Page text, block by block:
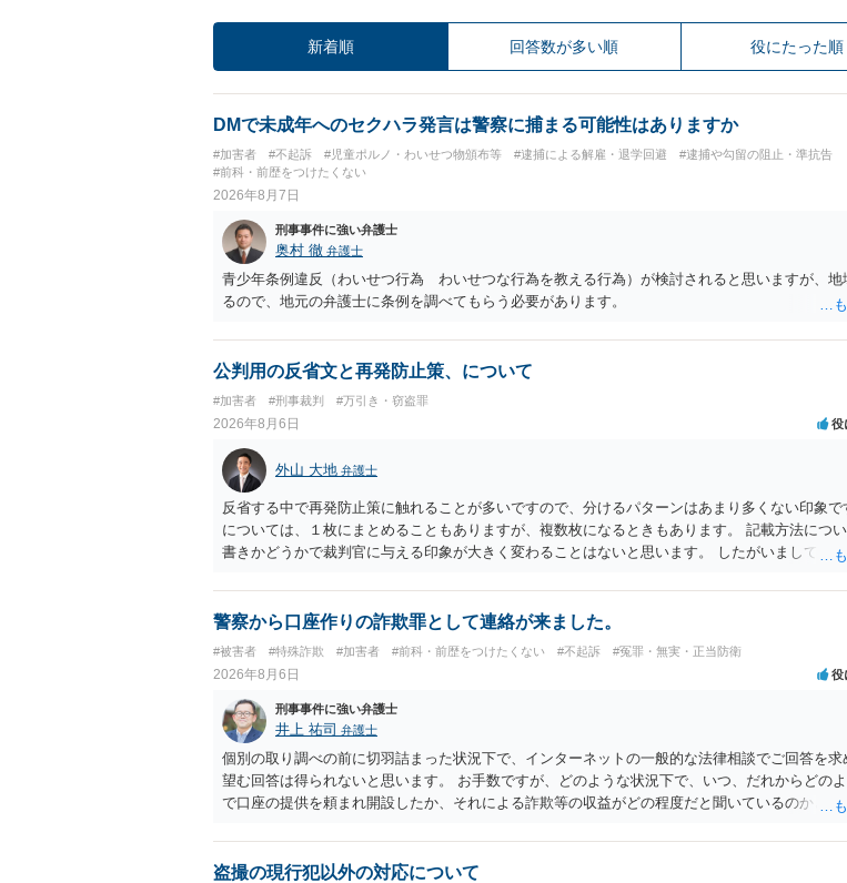
新着順 回答数が多い順 役にたった順
DMで未成年へのセクハラ発言は警察に捕まる可能性はありますか
#加害者 #不起訴 #児童ポルノ・わいせつ物頒布等 #逮捕による解雇・退学回避
#逮捕や勾留の阻止・準抗告
#前科・前歴をつけたくない
2026年8月7日
刑事事件に強い弁護士
奥村 徹 弁護士
青少年条例違反（わいせつ行為 わいせつな行為を教える行為）が検討されると思いますが、地
るので、地元の弁護士に条例を調べてもらう必要があります。
公判用の反省文と再発防止策、について
#加害者 #刑事裁判 #万引き・窃盗罪
2026年8月6日 役
外山 大地 弁護士
反省する中で再発防止策に触れることが多いですので、分けるパターンはあまり多くない印象で
については、１枚にまとめることもありますが、複数枚になるときもあります。 記載方法につ
書きかどうかで裁判官に与える印象が大きく変わることはないと思います。 したがいまして、
警察から口座作りの詐欺罪として連絡が来ました。
#被害者 #特殊詐欺 #加害者 #前科・前歴をつけたくない #不起訴 #冤罪・無実・正当防衛
2026年8月6日 役
刑事事件に強い弁護士
井上 祐司 弁護士
個別の取り調べの前に切羽詰まった状況下で、インターネットの一般的な法律相談でご回答を求
望む回答は得られないと思います。 お手数ですが、どのような状況下で、いつ、だれからどの
で口座の提供を頼まれ開設したか、それによる詐欺等の収益がどの程度だと聞いているのかとい
でいえば、任意取り調べの場合、ＩＣレコーダーを持参して取り調べ内容を録音することは必須
ます。
盗撮の現行犯以外の対応について